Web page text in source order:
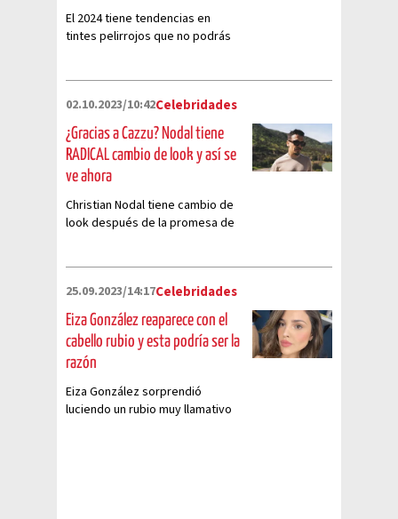
El 2024 tiene tendencias en
tintes pelirrojos que no podrás
02.10.2023/10:42Celebridades
¿Gracias a Cazzu? Nodal tiene
RADICAL cambio de look y así se
ve ahora
Christian Nodal tiene cambio de
look después de la promesa de
25.09.2023/14:17Celebridades
Eiza González reaparece con el
cabello rubio y esta podría ser la
razón
Eiza González sorprendió
luciendo un rubio muy llamativo